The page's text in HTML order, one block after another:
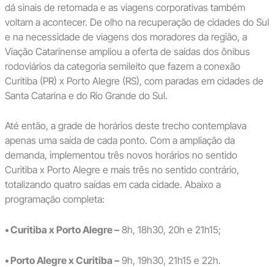
dá sinais de retomada e as viagens corporativas também
voltam a acontecer. De olho na recuperação de cidades do Sul
e na necessidade de viagens dos moradores da região, a
Viação Catarinense ampliou a oferta de saídas dos ônibus
rodoviários da categoria semileito que fazem a conexão
Curitiba (PR) x Porto Alegre (RS), com paradas em cidades de
Santa Catarina e do Rio Grande do Sul.
Até então, a grade de horários deste trecho contemplava
apenas uma saída de cada ponto. Com a ampliação da
demanda, implementou três novos horários no sentido
Curitiba x Porto Alegre e mais três no sentido contrário,
totalizando quatro saídas em cada cidade. Abaixo a
programação completa:
• Curitiba x Porto Alegre –8h, 18h30, 20h e 21h15;
• Porto Alegre x Curitiba –9h, 19h30, 21h15 e 22h.